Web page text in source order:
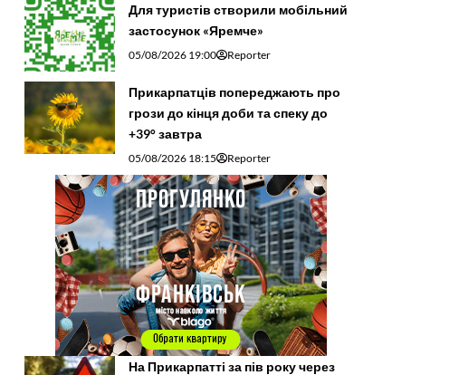
Для туристів створили мобільний
застосунок «Яремче»
05/08/2026 19:00 Reporter
Прикарпатців попереджають про
грози до кінця доби та спеку до
+39° завтра
05/08/2026 18:15 Reporter
На Прикарпатті за пів року через